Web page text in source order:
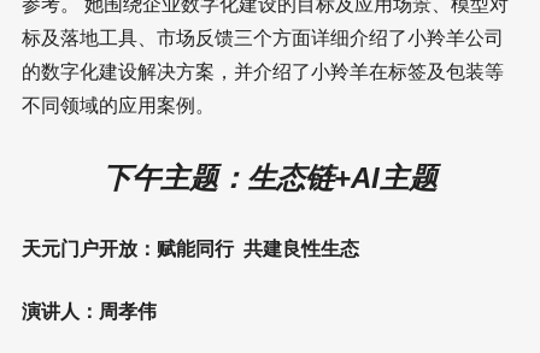
参考。 她围绕企业数字化建设的目标及应用场景、模型对
标及落地工具、市场反馈三个方面详细介绍了小羚羊公司
的数字化建设解决方案，并介绍了小羚羊在标签及包装等
不同领域的应用案例。
下午主题：生态链+AI主题
天元门户开放：赋能同行 共建良性生态
演讲人：周孝伟